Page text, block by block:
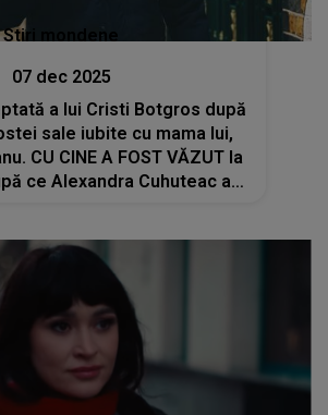
Stiri mondene
07 dec 2025
a lui Cristi Botgros după
sale iubite cu mama lui,
CU CINE A FOST VĂZUT la
ce Alexandra Cuhuteac a